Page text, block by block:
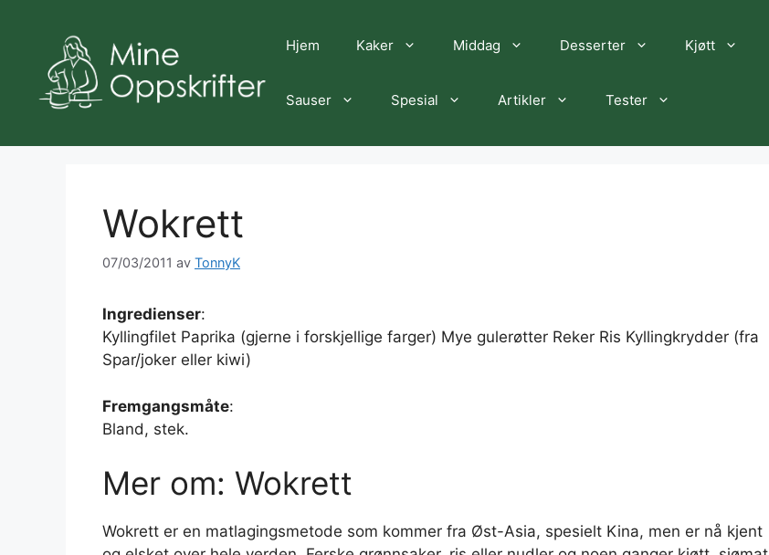
Hjem Kaker Middag Desserter Kjøtt
Sauser Spesial Artikler Tester
Wokrett
07/03/2011 av TonnyK
Ingredienser:
Kyllingfilet Paprika (gjerne i forskjellige farger) Mye gulerøtter Reker Ris Kyllingkrydder (fra
Spar/joker eller kiwi)
Fremgangsmåte:
Bland, stek.
Mer om: Wokrett
Wokrett er en matlagingsmetode som kommer fra Øst-Asia, spesielt Kina, men er nå kjent